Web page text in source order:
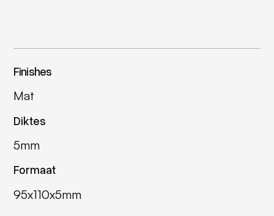
Finishes
Mat
Diktes
5mm
Formaat
95x110x5mm